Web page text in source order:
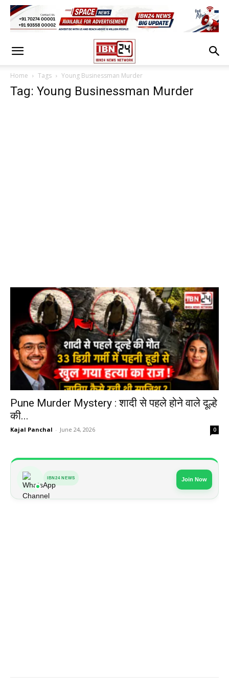
Home Tags Young Businessman Murder
Tag: Young Businessman Murder
Pune Murder Mystery : शादी से पहले होने वाले दूल्हे
की...
Kajal Panchal - June 24, 2026 0
IBN24 NEWS Join Now